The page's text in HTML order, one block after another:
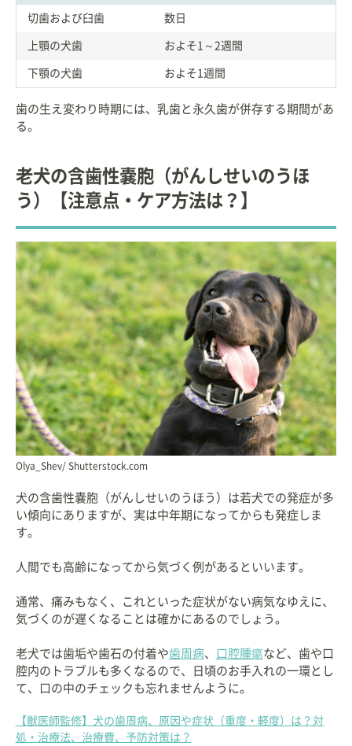
切歯および臼歯 数日
上顎の犬歯 およそ1～2週間
下顎の犬歯 およそ1週間
歯の生え変わり時期には、乳歯と永久歯が併存する期間があ
る。
老犬の含歯性嚢胞（がんしせいのうほ
う）【注意点・ケア方法は？】
Olya_Shev/ Shutterstock.com
犬の含歯性嚢胞（がんしせいのうほう）は若犬での発症が多
い傾向にありますが、実は中年期になってからも発症しま
す。
人間でも高齢になってから気づく例があるといいます。
通常、痛みもなく、これといった症状がない病気なゆえに、
気づくのが遅くなることは確かにあるのでしょう。
老犬では歯垢や歯石の付着や歯周病、 口腔腫瘍など、歯や口
腔内のトラブルも多くなるので、日頃のお手入れの一環とし
て、口の中のチェックも忘れませんように。
【獣医師監修】犬の歯周病、原因や症状（重度・軽度）は？対
処・治療法、治療費、予防対策は？